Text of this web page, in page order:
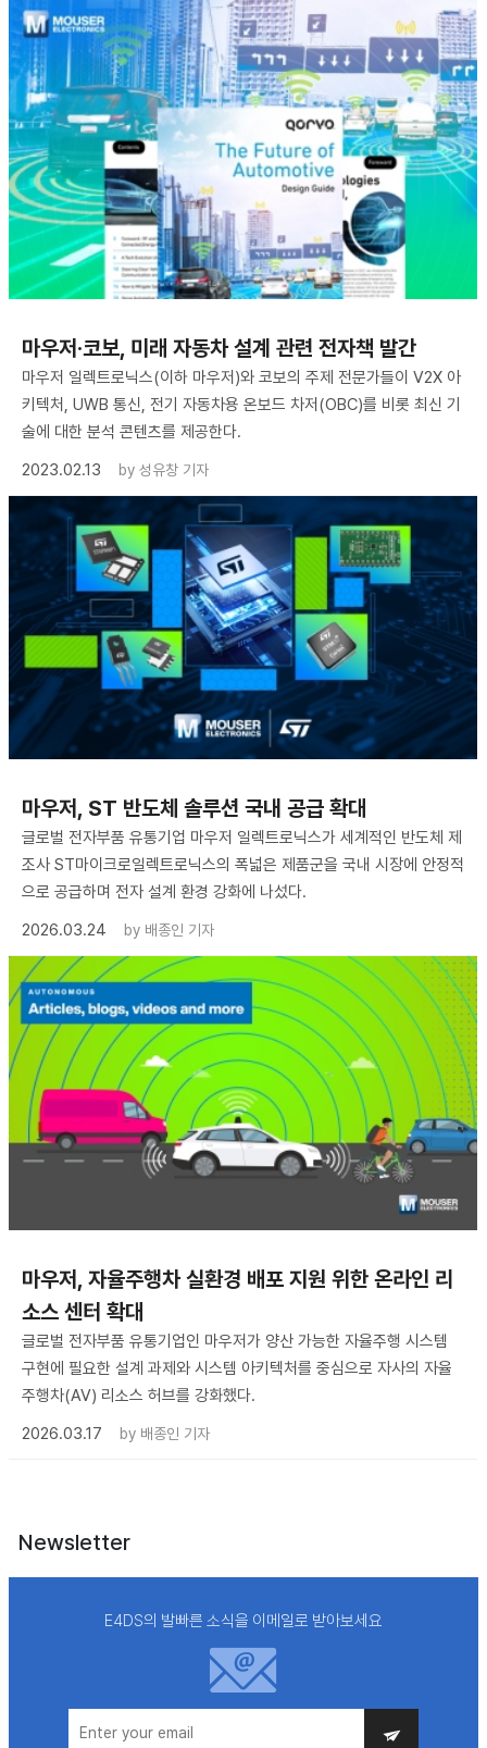
마우저·코보, 미래 자동차 설계 관련 전자책 발간
마우저 일렉트로닉스(이하 마우저)와 코보의 주제 전문가들이 V2X 아
키텍처, UWB 통신, 전기 자동차용 온보드 차저(OBC)를 비롯 최신 기
술에 대한 분석 콘텐츠를 제공한다.
2023.02.13
by 성유창 기자
마우저, ST 반도체 솔루션 국내 공급 확대
글로벌 전자부품 유통기업 마우저 일렉트로닉스가 세계적인 반도체 제
조사 ST마이크로일렉트로닉스의 폭넓은 제품군을 국내 시장에 안정적
으로 공급하며 전자 설계 환경 강화에 나섰다.
2026.03.24
by 배종인 기자
마우저, 자율주행차 실환경 배포 지원 위한 온라인 리
소스 센터 확대
글로벌 전자부품 유통기업인 마우저가 양산 가능한 자율주행 시스템
구현에 필요한 설계 과제와 시스템 아키텍처를 중심으로 자사의 자율
주행차(AV) 리소스 허브를 강화했다.
2026.03.17
by 배종인 기자
Newsletter
E4DS의 발빠른 소식을 이메일로 받아보세요